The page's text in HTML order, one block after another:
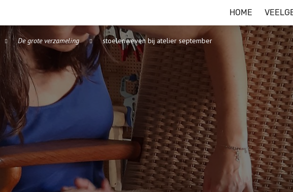
HOME
De grote verzameling stoelenweven bij atelier september